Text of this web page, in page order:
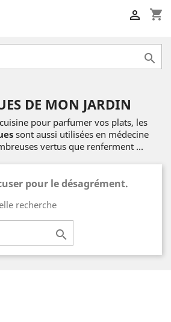
shopping_cart


DE MON JARDIN
pour parfumer vos plats, les
sont aussi utilisées en médecine
vertus que renferment ...
pour le désagrément.
recherche
